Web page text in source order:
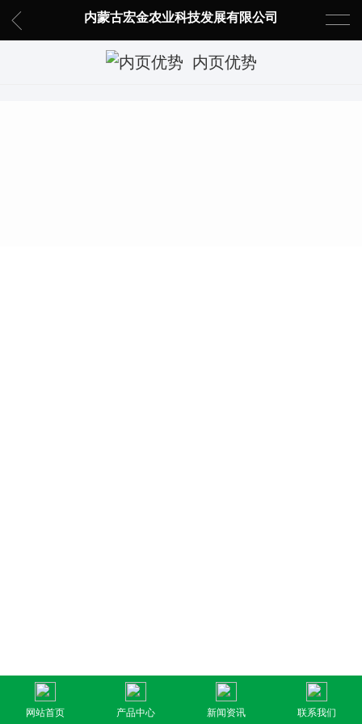
内蒙古宏金农业科技发展有限公司
内页优势
网站首页 产品中心 新闻资讯 联系我们